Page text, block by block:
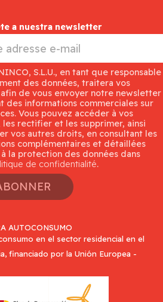
a nuestra newsletter
S.L.U., en tant que responsable
des données, traitera vos
de vous envoyer notre newsletter
des informations commerciales sur
Vous pouvez accéder à vos
les rectifier et les supprimer, ainsi
vos autres droits, en consultant les
complémentaires et détaillées
la protection des données dans
de confidentialité.
AUTOCONSUMO
en el sector residencial en el
financiado por la Unión Europea -